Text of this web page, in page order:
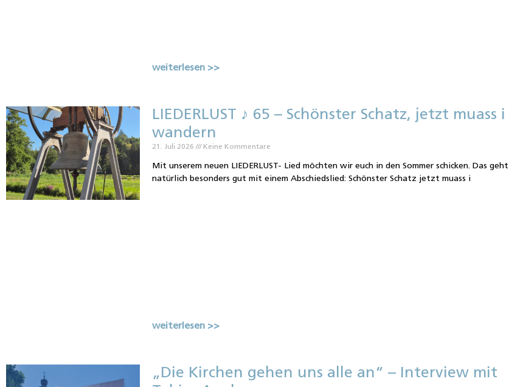
weiterlesen >>
LIEDERLUST ♪ 65 – Schönster Schatz, jetzt muass i
wandern
21. Juli 2026 Keine Kommentare
Mit unserem neuen LIEDERLUST- Lied möchten wir euch in den Sommer schicken. Das geht
natürlich besonders gut mit einem Abschiedslied: Schönster Schatz jetzt muass i
weiterlesen >>
„Die Kirchen gehen uns alle an“ – Interview mit